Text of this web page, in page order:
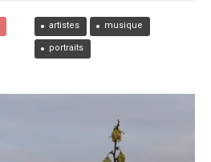
artistes musique
portraits